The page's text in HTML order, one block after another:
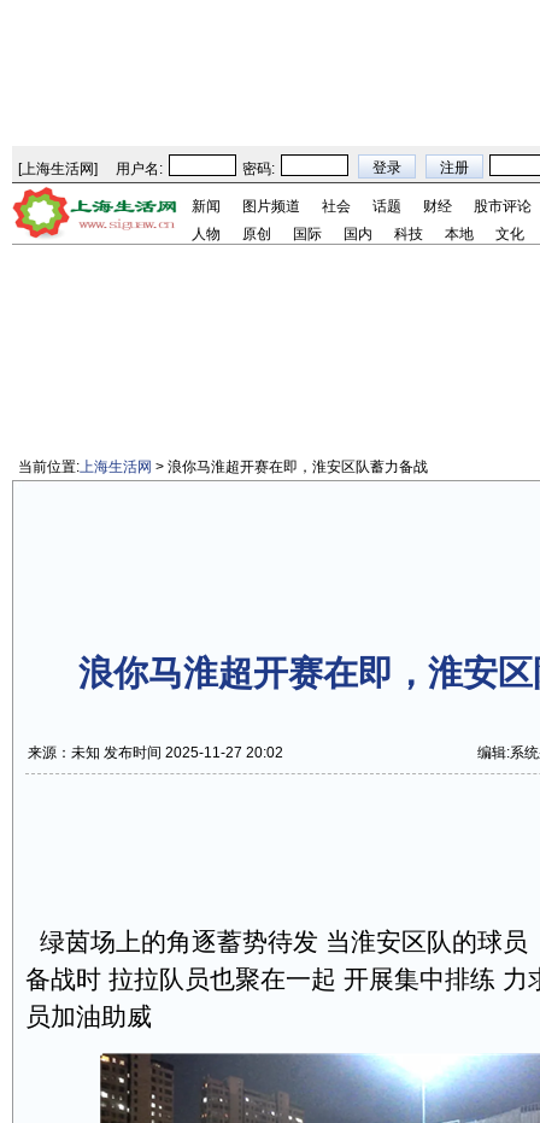
[上海生活网] 用户名: 密码:
新闻 图片频道 社会 话题 财经
股市评论
人物
原创 国际 国内 科技 本地 文化
当前位置:上海生活网 > 浪你马淮超开赛在即，淮安区队蓄力备战
浪你马淮超开赛在即，淮安
来源：未知 发布时间 2025-11-27 20:02 编辑:系
绿茵场上的角逐蓄势待发 当淮安区队的球
备战时 拉拉队员也聚在一起 开展集中排练 力
员加油助威